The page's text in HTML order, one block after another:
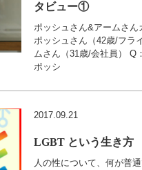
タビュー①
ポッシュさん&アームさん
ポッシュさん（42歳/フ
ムさん（31歳/会社員） Q
ポッシ
2017.09.21
LGBT という生き方
人の性について、何が普